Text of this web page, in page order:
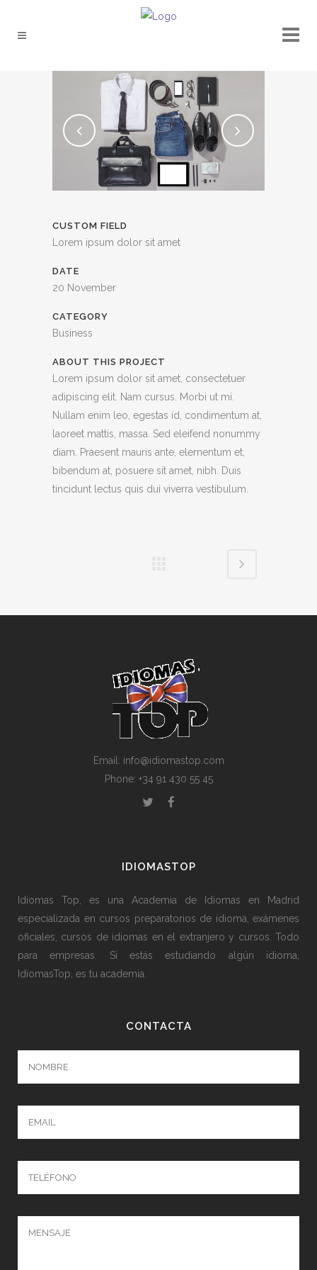
CUSTOM FIELD
Lorem ipsum dolor sit amet
DATE
20 November
CATEGORY
Business
ABOUT THIS PROJECT
Lorem ipsum dolor sit amet, consectetuer
adipiscing elit. Nam cursus. Morbi ut mi.
Nullam enim leo, egestas id, condimentum at,
laoreet mattis, massa. Sed eleifend nonummy
diam. Praesent mauris ante, elementum et,
bibendum at, posuere sit amet, nibh. Duis
tincidunt lectus quis dui viverra vestibulum.
Email: info@idiomastop.com
Phone: +34 91 430 55 45
IDIOMASTOP
Idiomas Top, es una Academia de Idiomas en Madrid
especializada en cursos preparatorios de idioma, exámenes
oficiales, cursos de idiomas en el extranjero y cursos. Todo
para empresas. Si estás estudiando algún idioma,
IdiomasTop, es tu academia.
CONTACTA